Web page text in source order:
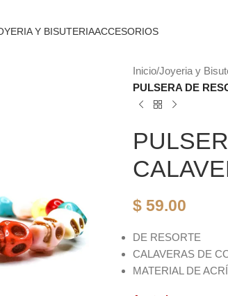
Y BISUTERIAACCESORIOS
Inicio/Joyeria y
PULSERA DE
$59.00
DE RESORTE
CALAVERAS DE
MATERIAL DE